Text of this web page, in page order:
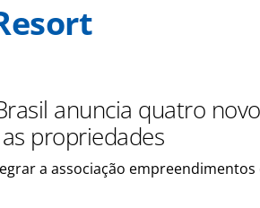
anuncia quatro
propriedades
a associação empreendimentos